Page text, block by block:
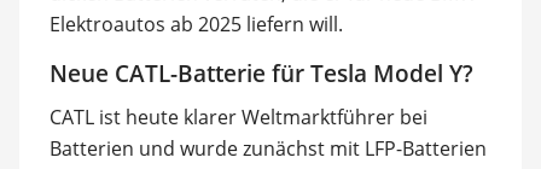
Elektroautos ab 2025 liefern will.
Neue CATL-Batterie für Tesla Model Y?
CATL ist heute klarer Weltmarktführer bei
Batterien und wurde zunächst mit LFP-Batterien